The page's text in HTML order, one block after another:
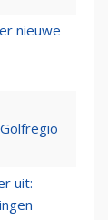
nieuwe
uit: